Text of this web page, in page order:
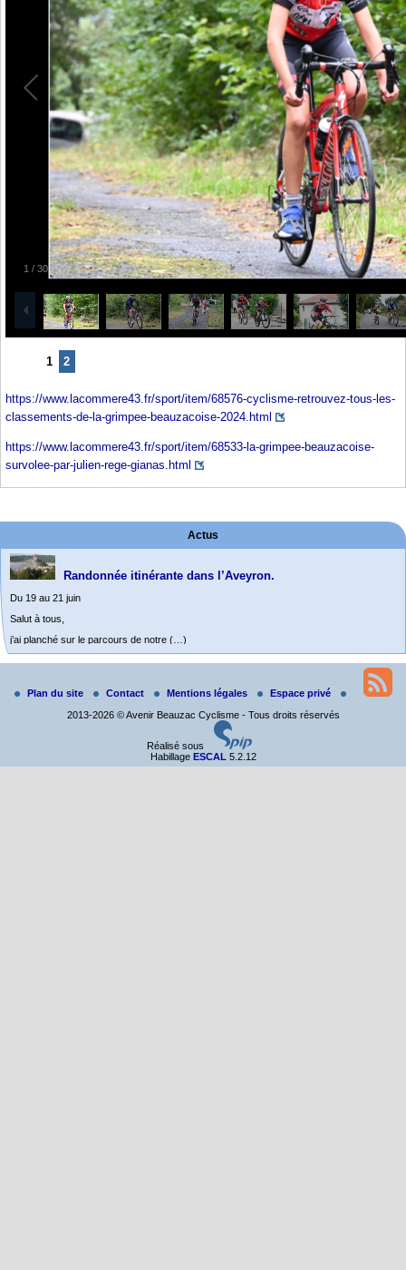
1 / 30
1 2
https://www.lacommere43.fr/sport/item/68576-cyclisme-retrouvez-tous-les-
classements-de-la-grimpee-beauzacoise-2024.html
https://www.lacommere43.fr/sport/item/68533-la-grimpee-beauzacoise-
survolee-par-julien-rege-gianas.html
Actus
Randonnée itinérante dans l’Aveyron.
Du 19 au 21 juin
Salut à tous,
j’ai planché sur le parcours de notre (…)
Plan du site Contact Mentions légales
Espace privé
2013-2026 © Avenir Beauzac Cyclisme - Tous droits réservés
Réalisé sous
Habillage ESCAL 5.2.12